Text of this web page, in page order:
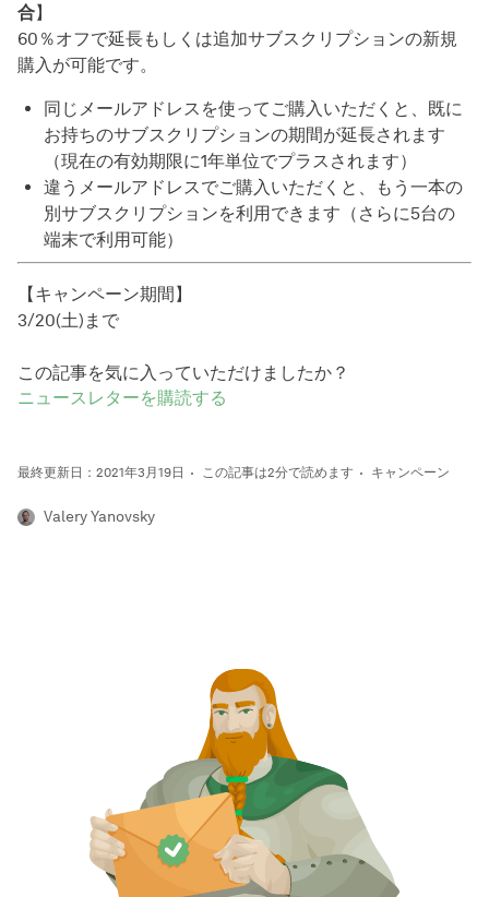
合】
60％オフで延長もしくは追加サブスクリプションの新規
購入が可能です。
同じメールアドレスを使ってご購入いただくと、既に
お持ちのサブスクリプションの期間が延長されます
（現在の有効期限に1年単位でプラスされます）
違うメールアドレスでご購入いただくと、もう一本の
別サブスクリプションを利用できます（さらに5台の
端末で利用可能）
【キャンペーン期間】
3/20(土)まで
この記事を気に入っていただけましたか？
ニュースレターを購読する
最終更新日：2021年3月19日 この記事は2分で読めます キャンペーン
Valery Yanovsky